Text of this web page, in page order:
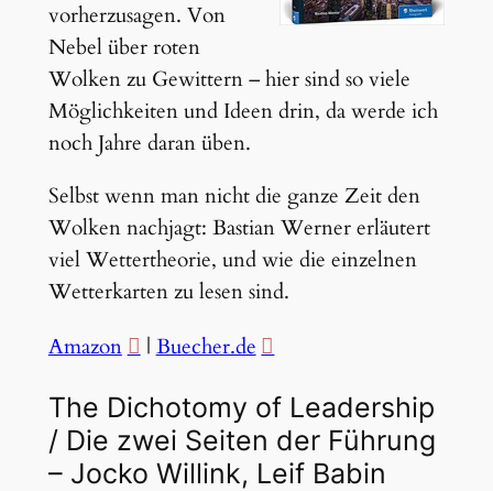
vorherzusagen. Von
Nebel über roten
Wolken zu Gewittern – hier sind so viele
Möglichkeiten und Ideen drin, da werde ich
noch Jahre daran üben.
Selbst wenn man nicht die ganze Zeit den
Wolken nachjagt: Bastian Werner erläutert
viel Wettertheorie, und wie die einzelnen
Wetterkarten zu lesen sind.
Amazon
| Buecher.de
The Dichotomy of Leadership
/ Die zwei Seiten der Führung
– Jocko Willink, Leif Babin